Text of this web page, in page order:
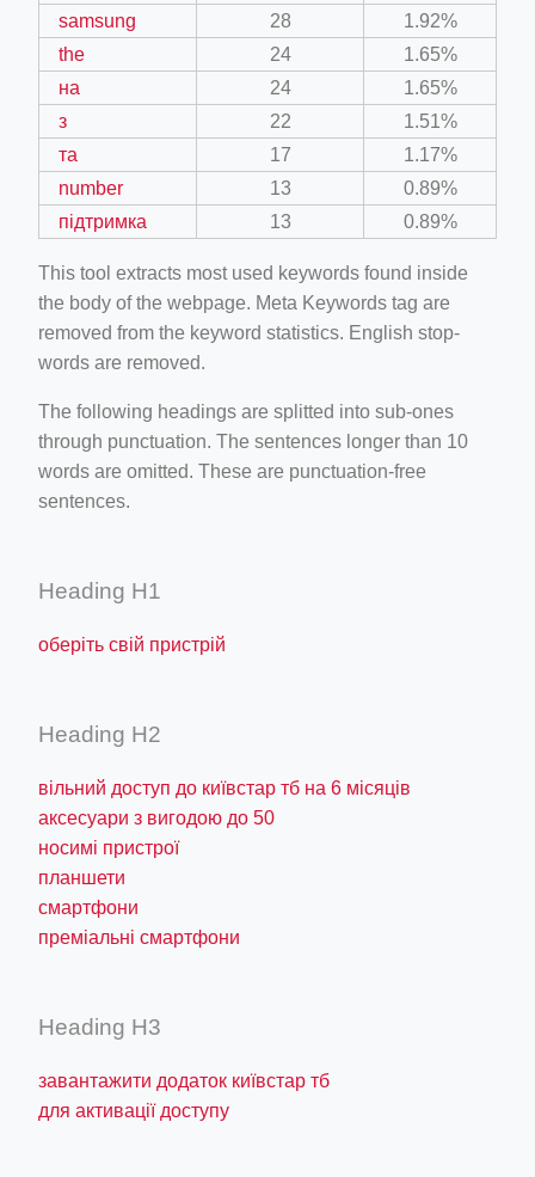
samsung 28
1.92%
the
24
1.65%
на
24
1.65%
з
22
1.51%
та
17
1.17%
number
13
0.89%
підтримка
13 0.89%
This tool extracts most used keywords found inside
the body of the webpage. Meta Keywords tag are
removed from the keyword statistics. English stop-
words are removed.
The following headings are splitted into sub-ones
through punctuation. The sentences longer than 10
words are omitted. These are punctuation-free
sentences.
Heading H1
оберіть свій пристрій
Heading H2
вільний доступ до київстар тб на 6 місяців
аксесуари з вигодою до 50
носимі пристрої
планшети
смартфони
преміальні смартфони
Heading H3
завантажити додаток київстар тб
для активації доступу